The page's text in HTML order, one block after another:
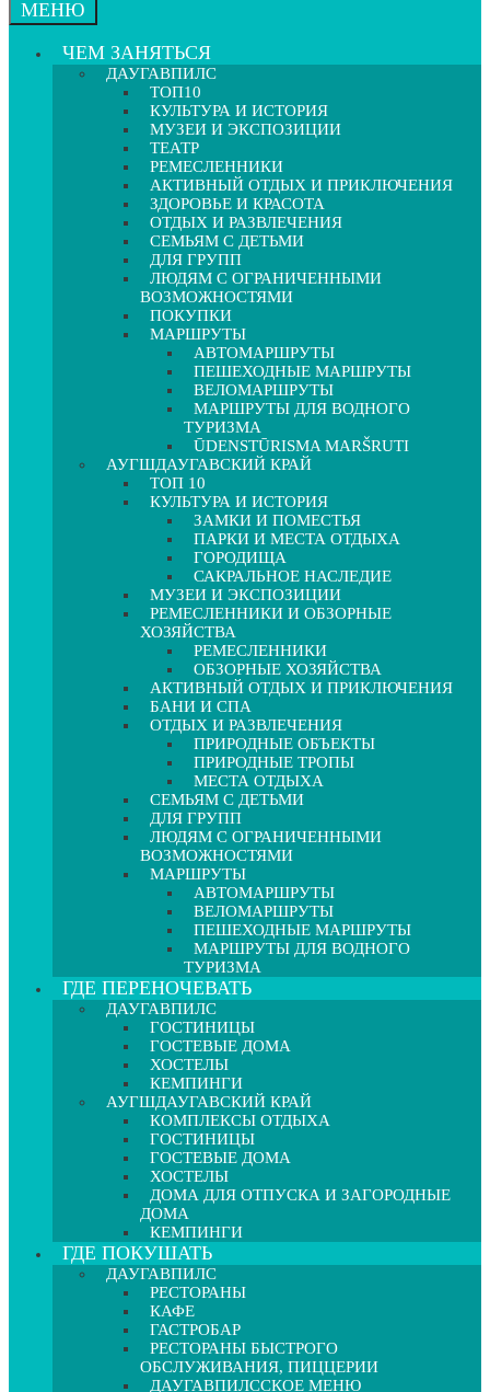
МЕНЮ
ЧЕМ ЗАНЯТЬСЯ
ДАУГАВПИЛС
ТОП10
КУЛЬТУРА И ИСТОРИЯ
МУЗЕИ И ЭКСПОЗИЦИИ
ТЕАТР
РЕМЕСЛЕННИКИ
АКТИВНЫЙ ОТДЫХ И ПРИКЛЮЧЕНИЯ
ЗДОРОВЬЕ И КРАСОТА
ОТДЫХ И РАЗВЛЕЧЕНИЯ
СЕМЬЯМ С ДЕТЬМИ
ДЛЯ ГРУПП
ЛЮДЯМ С ОГРАНИЧЕННЫМИ
ВОЗМОЖНОСТЯМИ
ПОКУПКИ
МАРШРУТЫ
АВТОМАРШРУТЫ
ПЕШЕХОДНЫЕ МАРШРУТЫ
ВЕЛОМАРШРУТЫ
МАРШРУТЫ ДЛЯ ВОДНОГО
ТУРИЗМА
ŪDENSTŪRISMA MARŠRUTI
АУГШДАУГАВСКИЙ КРАЙ
ТОП 10
КУЛЬТУРА И ИСТОРИЯ
ЗАМКИ И ПОМЕСТЬЯ
ПАРКИ И МЕСТА ОТДЫХА
ГОРОДИЩА
САКРАЛЬНОЕ НАСЛЕДИЕ
МУЗЕИ И ЭКСПОЗИЦИИ
РЕМЕСЛЕННИКИ И ОБЗОРНЫЕ
ХОЗЯЙСТВА
РЕМЕСЛЕННИКИ
ОБЗОРНЫЕ ХОЗЯЙСТВА
АКТИВНЫЙ ОТДЫХ И ПРИКЛЮЧЕНИЯ
БАНИ И СПА
ОТДЫХ И РАЗВЛЕЧЕНИЯ
ПРИРОДНЫЕ ОБЪЕКТЫ
ПРИРОДНЫЕ ТРОПЫ
МЕСТА ОТДЫХА
СЕМЬЯМ С ДЕТЬМИ
ДЛЯ ГРУПП
ЛЮДЯМ С ОГРАНИЧЕННЫМИ
ВОЗМОЖНОСТЯМИ
МАРШРУТЫ
АВТОМАРШРУТЫ
ВЕЛОМАРШРУТЫ
ПЕШЕХОДНЫЕ МАРШРУТЫ
МАРШРУТЫ ДЛЯ ВОДНОГО
ТУРИЗМА
ГДЕ ПЕРЕНОЧЕВАТЬ
ДАУГАВПИЛС
ГОСТИНИЦЫ
ГОСТЕВЫЕ ДОМА
ХОСТЕЛЫ
КЕМПИНГИ
АУГШДАУГАВСКИЙ КРАЙ
КОМПЛЕКСЫ ОТДЫХА
ГОСТИНИЦЫ
ГОСТЕВЫЕ ДОМА
ХОСТЕЛЫ
ДОМА ДЛЯ ОТПУСКА И ЗАГОРОДНЫЕ
ДОМА
КЕМПИНГИ
ГДЕ ПОКУШАТЬ
ДАУГАВПИЛС
РЕСТОРАНЫ
КАФЕ
ГАСТРОБАР
РЕСТОРАНЫ БЫСТРОГО
ОБСЛУЖИВАНИЯ, ПИЦЦЕРИИ
ДАУГАВПИЛССКОЕ МЕНЮ